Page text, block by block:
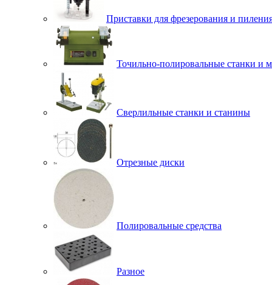
Приставки для фрезерования и
Точильно-полировальные станки и
Сверлильные станки и станины
Отрезные диски
Полировальные средства
Разное